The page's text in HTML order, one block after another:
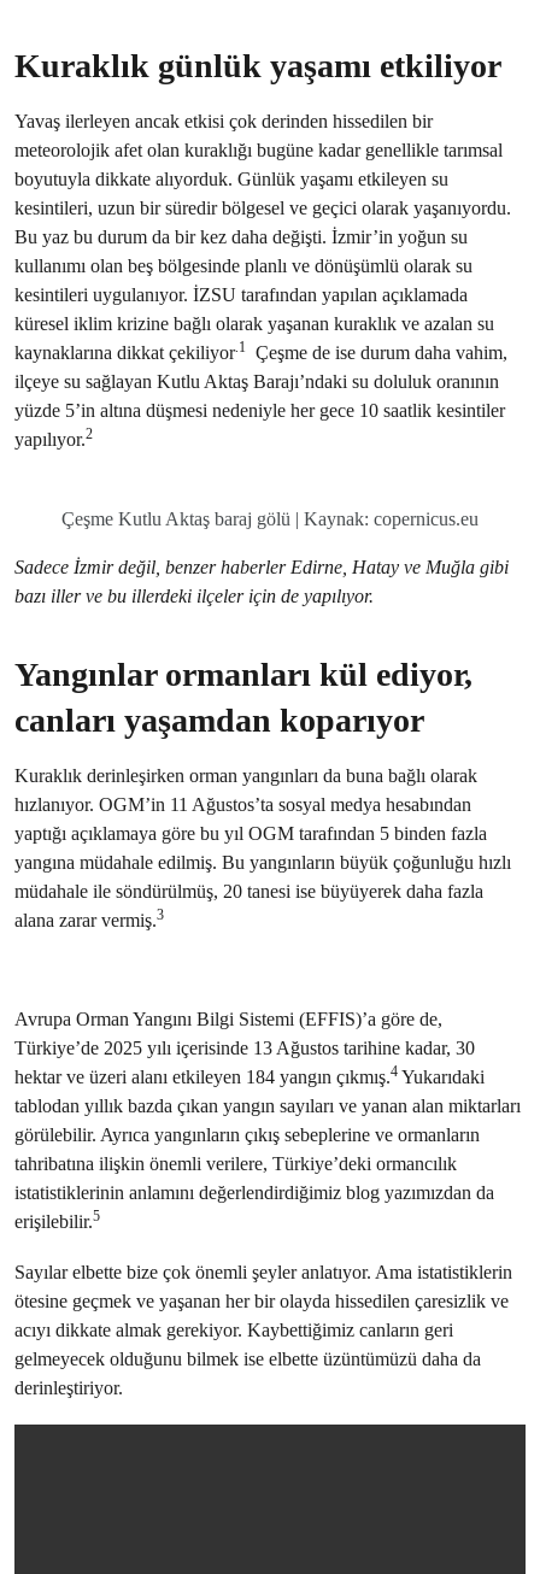
Kuraklık günlük yaşamı etkiliyor
Yavaş ilerleyen ancak etkisi çok derinden hissedilen bir
meteorolojik afet olan kuraklığı bugüne kadar genellikle tarımsal
boyutuyla dikkate alıyorduk. Günlük yaşamı etkileyen su
kesintileri, uzun bir süredir bölgesel ve geçici olarak yaşanıyordu.
Bu yaz bu durum da bir kez daha değişti. İzmir’in yoğun su
kullanımı olan beş bölgesinde planlı ve dönüşümlü olarak su
kesintileri uygulanıyor. İZSU tarafından yapılan açıklamada
küresel iklim krizine bağlı olarak yaşanan kuraklık ve azalan su
kaynaklarına dikkat çekiliyor.1
Çeşme de ise durum daha vahim,
ilçeye su sağlayan Kutlu Aktaş Barajı’ndaki su doluluk oranının
yüzde 5’in altına düşmesi nedeniyle her gece 10 saatlik kesintiler
yapılıyor.2
Çeşme Kutlu Aktaş baraj gölü | Kaynak: copernicus.eu
Sadece İzmir değil, benzer haberler Edirne, Hatay ve Muğla gibi
bazı iller ve bu illerdeki ilçeler için de yapılıyor.
Yangınlar ormanları kül ediyor,
canları yaşamdan koparıyor
Kuraklık derinleşirken orman yangınları da buna bağlı olarak
hızlanıyor. OGM’in 11 Ağustos’ta sosyal medya hesabından
yaptığı açıklamaya göre bu yıl OGM tarafından 5 binden fazla
yangına müdahale edilmiş. Bu yangınların büyük çoğunluğu hızlı
müdahale ile söndürülmüş, 20 tanesi ise büyüyerek daha fazla
alana zarar vermiş.3
Avrupa Orman Yangını Bilgi Sistemi (EFFIS)’a göre de,
Türkiye’de 2025 yılı içerisinde 13 Ağustos tarihine kadar, 30
hektar ve üzeri alanı etkileyen 184 yangın çıkmış.4 Yukarıdaki
tablodan yıllık bazda çıkan yangın sayıları ve yanan alan miktarları
görülebilir. Ayrıca yangınların çıkış sebeplerine ve ormanların
tahribatına ilişkin önemli verilere, Türkiye’deki ormancılık
istatistiklerinin anlamını değerlendirdiğimiz blog yazımızdan da
erişilebilir.5
Sayılar elbette bize çok önemli şeyler anlatıyor. Ama istatistiklerin
ötesine geçmek ve yaşanan her bir olayda hissedilen çaresizlik ve
acıyı dikkate almak gerekiyor. Kaybettiğimiz canların geri
gelmeyecek olduğunu bilmek ise elbette üzüntümüzü daha da
derinleştiriyor.